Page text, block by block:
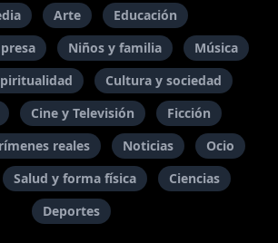
Arte
Educación
Niños y familia
Música
Cultura y sociedad
Cine y Televisión
Ficción
reales Noticias
Ocio
Salud y forma física
Ciencias
Deportes